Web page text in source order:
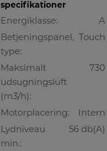
specifikationer
Energiklasse:
A
Betjeningspanel,
type:
Touch
Maksimalt
udsugningsluft
(m3/h):
730
Motorplacering:
Intern
Lydniveau
min.:
56 db(A)